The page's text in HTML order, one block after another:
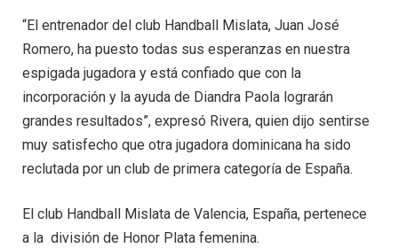
“El entrenador del club Handball Mislata, Juan José
Romero, ha puesto todas sus esperanzas en nuestra
espigada jugadora y está confiado que con la
incorporación y la ayuda de Diandra Paola lograrán
grandes resultados”, expresó Rivera, quien dijo sentirse
muy satisfecho que otra jugadora dominicana ha sido
reclutada por un club de primera categoría de España.
El club Handball Mislata de Valencia, España, pertenece
a la división de Honor Plata femenina.